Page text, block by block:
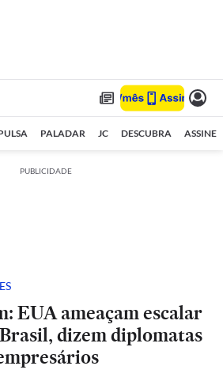
PALADAR JC DESCUBRA ASSINE
PUBLICIDADE
EUA ameaçam escalar
dizem diplomatas